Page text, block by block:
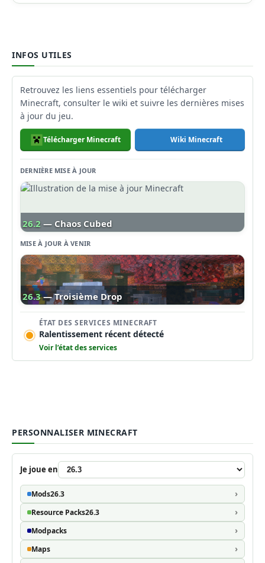
INFOS UTILES
Retrouvez les liens essentiels pour télécharger
Minecraft, consulter le wiki et suivre les dernières mises
à jour du jeu.
Télécharger Minecraft Wiki Minecraft
DERNIÈRE MISE À JOUR
26.2 — Chaos Cubed
MISE À JOUR À VENIR
26.3 — Troisième Drop
ÉTAT DES SERVICES MINECRAFT
Ralentissement récent détecté
Voir l’état des services
PERSONNALISER MINECRAFT
Je joue en
Mods26.3
Resource Packs26.3
Modpacks
Maps